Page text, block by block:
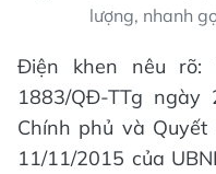
lượng, nhanh
Điện khen nêu rõ:
1883/QĐ-TTg ngày
Chính phủ và
11/11/2015 của